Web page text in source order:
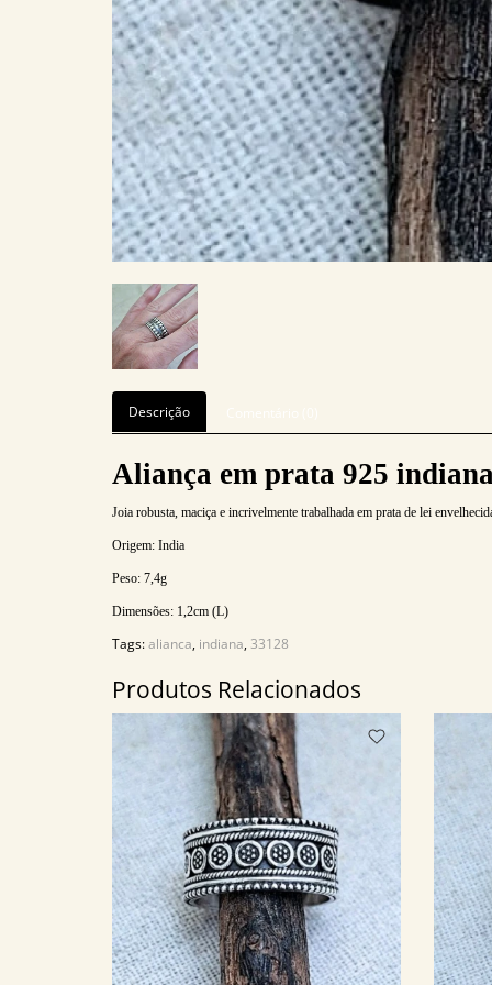
Descrição
Aliança em prata 925
Joia robusta, maciça e incrivelmente trabalhada em prata de lei
Origem: India
Peso: 7,4g
Dimensões: 1,2cm (L)
Tags:alianca, indiana,33128
Produtos Relacionados